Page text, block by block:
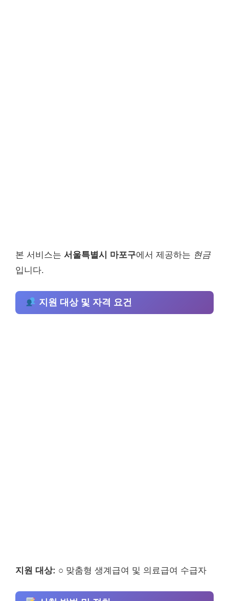
본 서비스는 서울특별시 마포구에서 제공하는 현금
입니다.
지원 대상 및 자격 요건
지원 대상: ○ 맞춤형 생계급여 및 의료급여 수급자